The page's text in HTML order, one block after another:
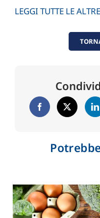
LEGGI TUTTE LE